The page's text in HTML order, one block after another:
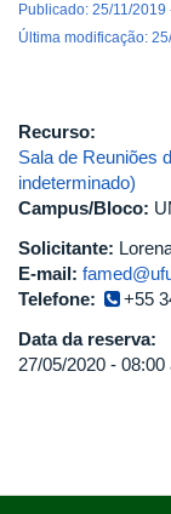
Publicado: 25/11/2019
Última modificação:
Recurso:
Sala de Reuniões
indeterminado)
Campus/Bloco:
Solicitante:
E-mail:
Telefone:
+55
Data da reserva:
27/05/2020 - 08:00